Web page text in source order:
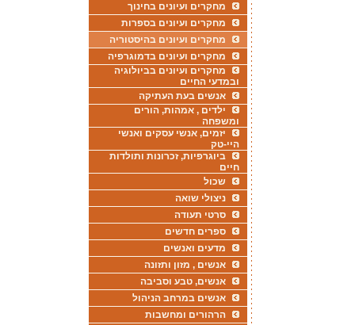
מחקרים ועיונים בחינוך
מחקרים ועיונים בספרות
מחקרים ועיונים בהיסטוריה
מחקרים ועיונים בדמוגרפיה
מחקרים ועיונים בביולוגיה
ובמדעי החיים
אנשים בעת העתיקה
ילדים , אמהות, הורים
ומשפחה
יזמים, אנשי עסקים ואנשי
היי-טק
ביוגרפיות, זכרונות ותולדות
חיים
שכול
ניצולי שואה
סרטי תעודה
ספרים חדשים
מדעים ואנשים
אנשים , מזון ותזונה
אנשים, טבע וסביבה
אנשים במרחב הניהול
הרהורים ומחשבות